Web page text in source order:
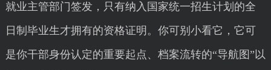
就业主管部门签发，只有纳入国家统一招生计划的全
日制毕业生才拥有的资格证明。你可别小看它，它可
是你干部身份认定的重要起点、档案流转的“导航图”以